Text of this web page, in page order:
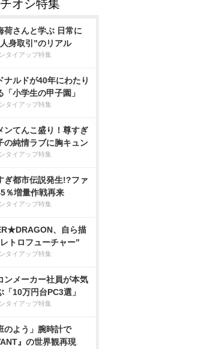
荷さんと学ぶ 日常に
身取引”のリアル
タイアップ特集
ナルドが40年にわたり
「小学生の甲子園」
タイアップ特集
ンてんこ盛り！尊すぎ
の純情ラブに胸キュン
タイアップ特集
ぎ都市伝説発生!?ファ
％増量作戦再来
タイアップ特集
、自ら描
トロフューチャー”
タイアップ特集
ンメーカー社員が本気
「10万円台PC3選」
タイアップ特集
のよう」腕時計で
』の世界観再現